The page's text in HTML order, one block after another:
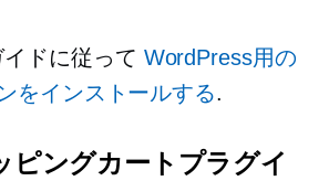
ドに従って WordPress用の
をインストールする.
ピングカートプラグイ